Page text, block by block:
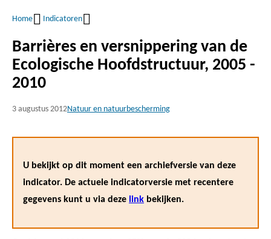
Kruimelpad
Home Indicatoren
Barrières en versnippering van de
Ecologische Hoofdstructuur, 2005 -
2010
3 augustus 2012Natuur en natuurbescherming
U bekijkt op dit moment een archiefversie van deze
indicator. De actuele indicatorversie met recentere
gegevens kunt u via deze link bekijken.